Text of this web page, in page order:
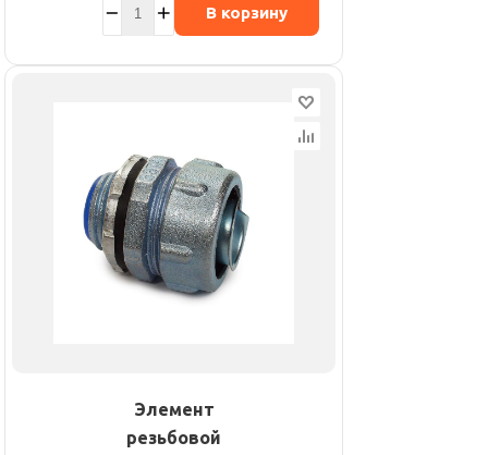
В корзину
Элемент
резьбовой